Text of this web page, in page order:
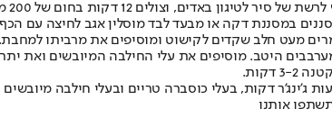
וצולים 12 דקות בחום של 200 מעלות.
חלב שקדים לקישוט ומוסיפים את מרביתו למחבת.
היטב. מוסיפים את עלי החילבה המיובשים ואת
דקות.
דקות, בעלי כוסברה טריים ובעלי חילבה מיובשים
אותנו